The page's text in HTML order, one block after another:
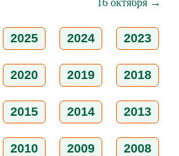
16 октября →
2025 2024 2023
2020 2019 2018
2015 2014 2013
2010 2009 2008